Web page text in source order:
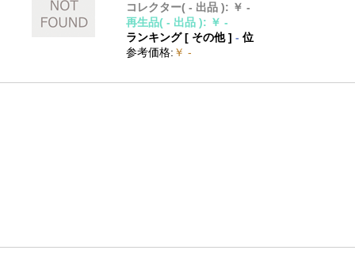
コレクター( - 出品 ): ￥ -
再生品( - 出品 ): ￥ -
ランキング [ その他]- 位
参考価格: ￥ -